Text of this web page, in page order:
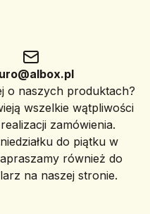
o naszych produktach?
wszelkie wątpliwości
zamówienia.
do piątku w
również do
na naszej stronie.